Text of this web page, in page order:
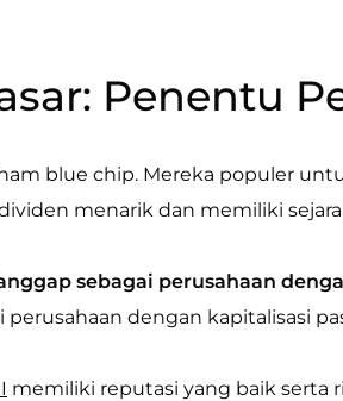
Penentu
blue chip. Mereka populer
menarik dan memiliki
sebagai perusahaan
dengan kapitalisasi
memiliki reputasi yang baik serta